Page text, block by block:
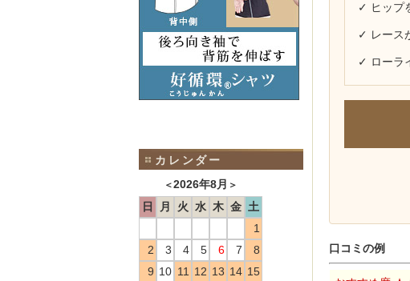
カレンダー
＜2026年8月 ＞
日 月 火 水 木 金 土
1
2
3 4 5 6 7
8
9 10 11 12 13 14 15
✓ ヒップ
✓ レース
✓ ローラ
口コミの例